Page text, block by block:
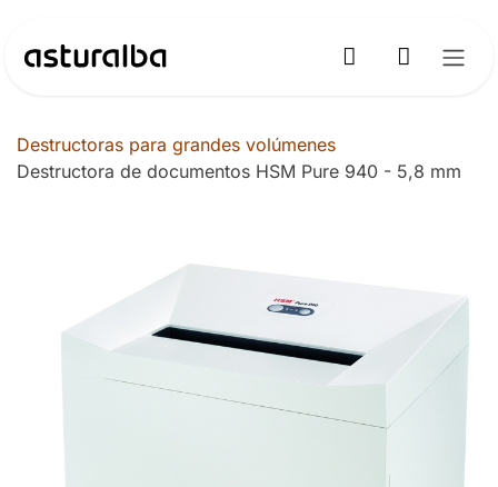
Destructoras para grandes volúmenes
Destructora de documentos HSM Pure 940 - 5,8 mm